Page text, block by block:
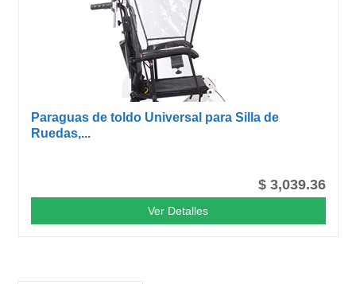
Paraguas de toldo Universal para Silla de
Ruedas,...
$ 3,039.36
Ver Detalles